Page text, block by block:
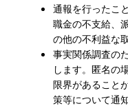
通報を行ったこ
職金の不支給、
の他の不利益な
事実関係調査の
します。匿名の
限界があること
策等について通